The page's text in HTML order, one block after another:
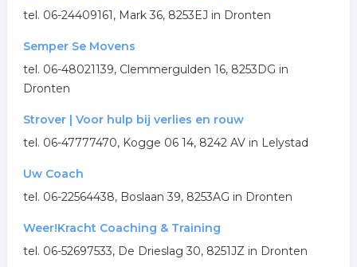
tel. 06-24409161, Mark 36, 8253EJ in Dronten
Semper Se Movens
tel. 06-48021139, Clemmergulden 16, 8253DG in
Dronten
Strover | Voor hulp bij verlies en rouw
tel. 06-47777470, Kogge 06 14, 8242 AV in Lelystad
Uw Coach
tel. 06-22564438, Boslaan 39, 8253AG in Dronten
Weer!Kracht Coaching & Training
tel. 06-52697533, De Drieslag 30, 8251JZ in Dronten